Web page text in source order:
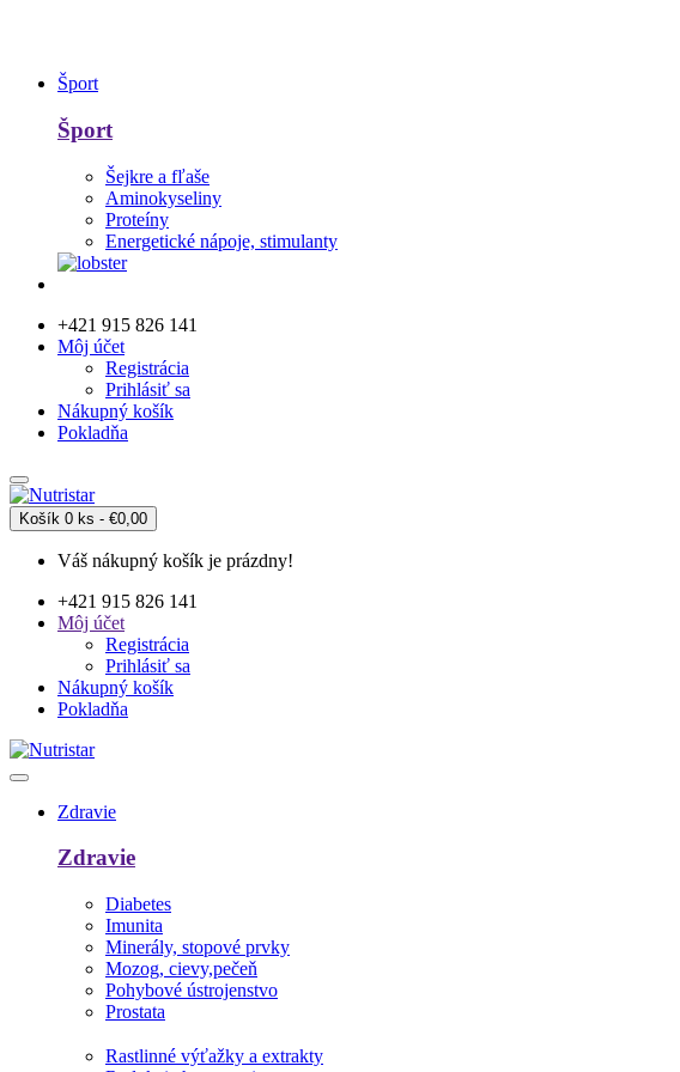
Šport
Šport
Šejkre a fľaše
Aminokyseliny
Proteíny
Energetické nápoje, stimulanty
+421 915 826 141
Môj účet
Registrácia
Prihlásiť sa
Nákupný košík
Pokladňa
Košík 0 ks - €0,00
Váš nákupný košík je prázdny!
+421 915 826 141
Môj účet
Registrácia
Prihlásiť sa
Nákupný košík
Pokladňa
Zdravie
Zdravie
Diabetes
Imunita
Minerály, stopové prvky
Mozog, cievy,pečeň
Pohybové ústrojenstvo
Prostata
Rastlinné výťažky a extrakty